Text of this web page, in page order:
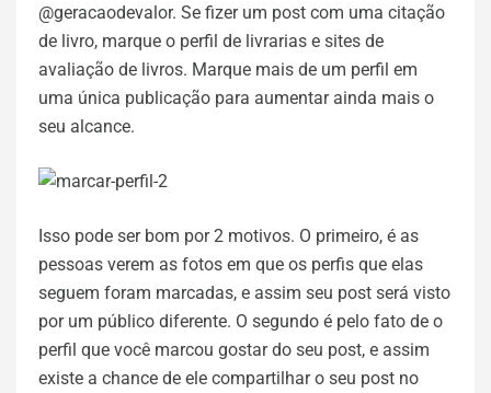
@geracaodevalor. Se fizer um post com uma citação
de livro, marque o perfil de livrarias e sites de
avaliação de livros. Marque mais de um perfil em
uma única publicação para aumentar ainda mais o
seu alcance.
Isso pode ser bom por 2 motivos. O primeiro, é as
pessoas verem as fotos em que os perfis que elas
seguem foram marcadas, e assim seu post será visto
por um público diferente. O segundo é pelo fato de o
perfil que você marcou gostar do seu post, e assim
existe a chance de ele compartilhar o seu post no